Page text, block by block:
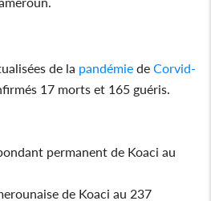
de la pandémie de Corvid-
17 morts et 165 guéris.
permanent de Koaci au
de Koaci au 237